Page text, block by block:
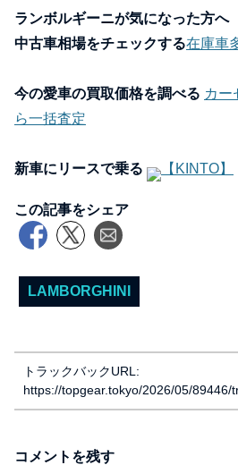
ランボルギーニが気になった方へ
中古車相場をチェックする在庫車
今の愛車の買取価格を調べる カー
ら一括査定
新車にリースで乗る 【KINTO】
この記事をシェア
LAMBORGHINI
トラックバックURL:
https://topgear.tokyo/2026/05/89446/
コメントを残す